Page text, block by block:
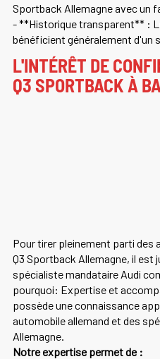
Sportback Allemagne avec un
- **Historique transparent** :
bénéficient généralement d'un
L'INTÉRÊT DE
Q3 SPORTBACK À
Pour tirer pleinement parti des
Q3 Sportback Allemagne, il est
spécialiste mandataire Audi
pourquoi: Expertise et
possède une connaissance
automobile allemand et des
Allemagne.
Notre expertise permet de :